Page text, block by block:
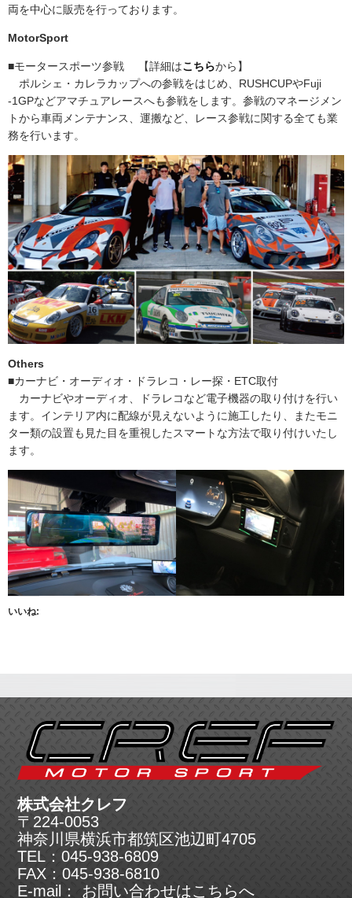
両を中心に販売を行っております。
MotorSport
■モータースポーツ参戦 【詳細はこちらから】
ポルシェ・カレラカップへの参戦をはじめ、RUSHCUPやFuji
-1GPなどアマチュアレースへも参戦をします。参戦のマネージメン
トから車両メンテナンス、運搬など、レース参戦に関する全ても業
務を行います。
Others
■カーナビ・オーディオ・ドラレコ・レー探・ETC取付
カーナビやオーディオ、ドラレコなど電子機器の取り付けを行い
ます。インテリア内に配線が見えないように施工したり、またモニ
ター類の設置も見た目を重視したスマートな方法で取り付けいたし
ます。
いいね:
株式会社クレフ
〒224-0053
神奈川県横浜市都筑区池辺町4705
TEL：045-938-6809
FAX：045-938-6810
E-mail： お問い合わせはこちらへ